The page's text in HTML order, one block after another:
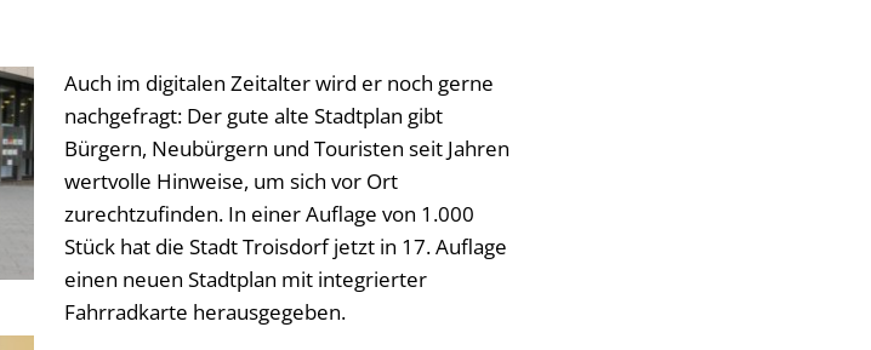
Auch im digitalen Zeitalter wird er noch gerne
nachgefragt: Der gute alte Stadtplan gibt
Bürgern, Neubürgern und Touristen seit Jahren
wertvolle Hinweise, um sich vor Ort
zurechtzufinden. In einer Auflage von 1.000
Stück hat die Stadt Troisdorf jetzt in 17. Auflage
einen neuen Stadtplan mit integrierter
Fahrradkarte herausgegeben.